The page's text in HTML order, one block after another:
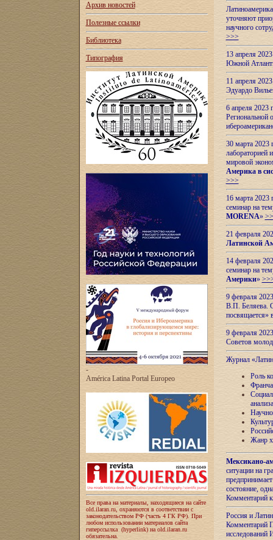
Архив новостей
Полезные ссылки
Библиотека
Типография
-
América Latina Portal Europeo
Все права на материалы, находящиеся на сайте
old.ilaran.ru, охраняются в соответствии с
законодательством РФ (часть 4 ГК РФ). При
любом использовании материалов сайта
гиперссылка (hyperlink) на old.ilaran.ru
обязательна.
уточняют
научного
>>>
13 апреля
Южной
11 апреля
Эдуардо
6 апреля
Региональной
30 марта 2023
лабораторией
мировой
Америка в
>>>
16 марта 2023
семинар на
MORENA»
21 февраля
Латинской
14 февраля
семинар на
Америки»
9 февраля
В.П. Беляева.
посвящается»
9 февраля
Советов
Журнал
Роль
анализа
Жанр
Мексикано-
ситуации на
состояние,
Комментарий
Россия и
Комментарий